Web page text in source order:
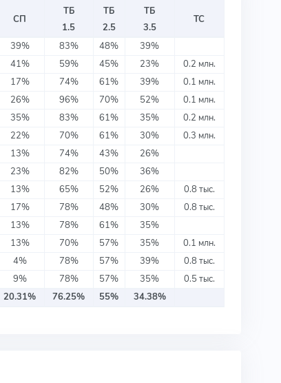
СП
ТБ
1.5
ТБ
2.5
ТБ
3.5
ТС
39% 83% 48%
39%
41% 59% 45% 23%
0.2 млн.
17% 74% 61% 39%
0.1 млн.
26% 96% 70% 52%
0.1 млн.
35% 83% 61% 35%
0.2 млн.
22% 70% 61% 30%
0.3 млн.
13% 74% 43%
26%
23% 82% 50%
36%
13% 65% 52% 26%
0.8 тыс.
17% 78% 48% 30%
0.8 тыс.
13% 78% 61%
35%
13% 70% 57% 35%
0.1 млн.
4% 78% 57% 39%
0.8 тыс.
9% 78% 57% 35%
0.5 тыс.
20.31% 76.25% 55% 34.38%